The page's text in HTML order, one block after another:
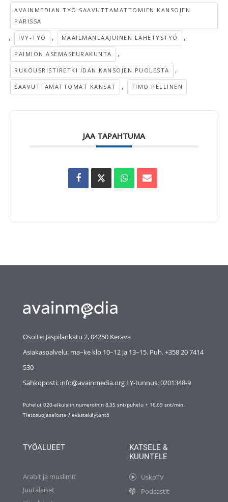
AVAINMEDIAN TYÖ SAAVUTTAMATTOMIEN KANSOJEN
PARISSA
, IVY-TYÖ , MAAILMANLAAJUINEN LÄHETYSTYÖ ,
PAIMION ASEMASEURAKUNTA ,
RUKOUSRISTIRETKI IDÄN KANSOJEN PUOLESTA ,
SAAVUTTAMATTOMAT KANSAT , TIMO PELLINEN
JAA TAPAHTUMA
Osoite: Jäspilänkatu 2, 04250 Kerava
Asiakaspalvelu: ma–ke klo 10–12 ja 13–15. Puh. +358 20 7414
530
Sähköposti: info@avainmedia.org I Y-tunnus:0201348-9
Puhelut 020-alkuisiin numeroihin 8,35 snt/puhelu + 16,69 snt/min.
Tietosuojaseloste / evästekäytäntö
TYÖALUEET
Arabit ja muslimit
Juutalaiset
KATSELE &
KUUNTELE
UskoTV
Podcastit